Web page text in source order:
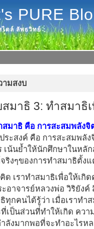
PURE
ไตล์ ลัพธวิทย์
ามสงบ
มาธิ 3: ทำสมาธิ
สมาธิ คือ การสะสมพลังจิ
ระสงค์ คือ การสะสมพลัง
เน้นย้ำให้นักศึกษาในหลั
ริงๆของการทำสมาธิตั้ง
ด เราทำสมาธิเพื่อให้เกิ
อาจารย์หลวงพ่อ วิริยังค์
กคนได้รู้ว่า เมื่อเราทำ
เป็นส่วนที่ทำให้เกิด คว
ลังมากพอที่จะทำอะไรห